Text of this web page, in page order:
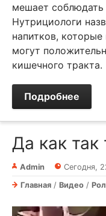
мешает соблюдать
Нутрициологи
напитков,
могут
кишечного тракта.
Подробнее
Да как так
Admin Сегодня,
Главная / Видео /